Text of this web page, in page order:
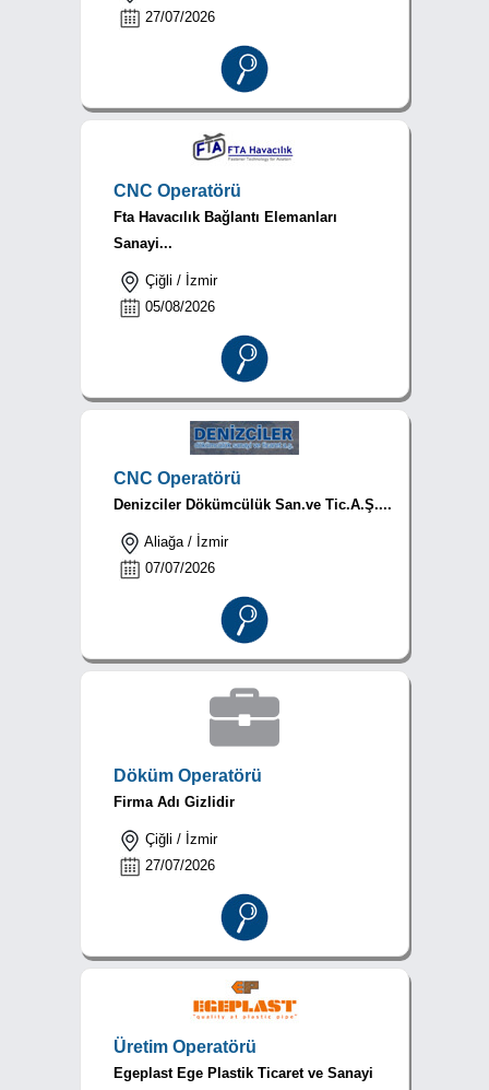
27/07/2026
CNC Operatörü
Fta Havacılık Bağlantı Elemanları
Sanayi...
Çiğli / İzmir
05/08/2026
CNC Operatörü
Denizciler Dökümcülük San.ve Tic.A.Ş....
Aliağa / İzmir
07/07/2026
Döküm Operatörü
Firma Adı Gizlidir
Çiğli / İzmir
27/07/2026
Üretim Operatörü
Egeplast Ege Plastik Ticaret ve Sanayi